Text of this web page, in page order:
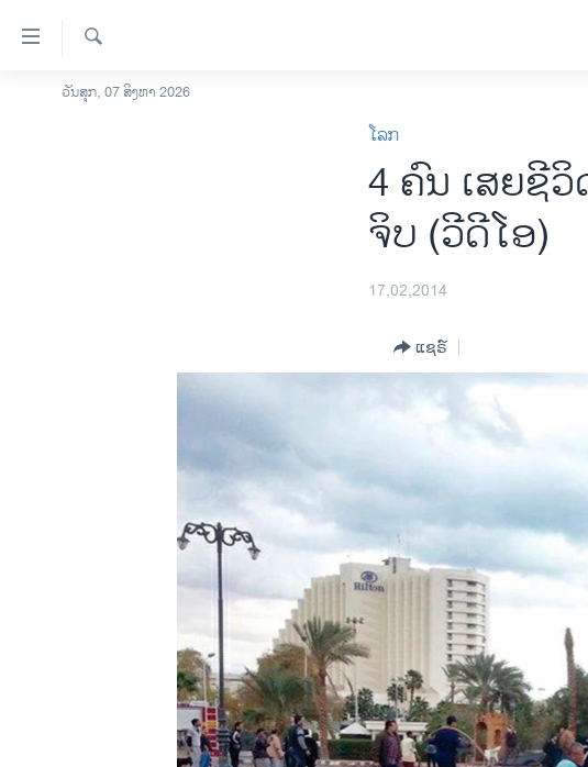
ລິ້ງ
ສຳຫລັບ
ໂຮມເພຈ
ອິດສະຫຼະພາບດ້ານການຂ່າວ
ວິທະຍາສາດ-ເທັກໂນໂລຈີ
ຄົ້ນຫາ
ວັນສຸກ, 07 ສິງຫາ 2026
ໂລກ
4 ຄົນ ເສຍຊີ
ຈິບ (ວີ​ດີ​ໂອ)
17,02,2014
ແຊຣ໌